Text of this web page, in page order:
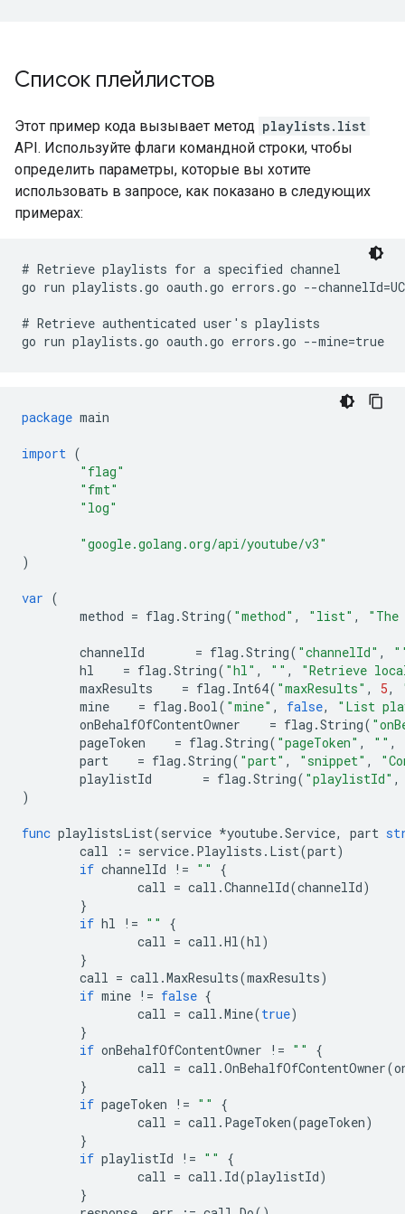
Список плейлистов
Этот пример кода вызывает метод playlists.list
API. Используйте флаги командной строки, чтобы
определить параметры, которые вы хотите
использовать в запросе, как показано в следующих
примерах:
# Retrieve playlists for a specified channel
go run playlists.go oauth.go errors.go --
# Retrieve authenticated user's playlists
go run playlists.go oauth.go errors.go --mine=true
package main
import (
"flag"
"fmt"
"log"
"google.golang.org/api/youtube/v3"
)
var (
method = flag .String( "method" , "list" ,
channelId = flag .String( "channelId" ,
hl
= flag .String( "hl" , "" ,
"Retrieve
maxResults
= flag . Int64( "maxResults" , 5,
mine
= flag .Bool( "mine" , false,
"List
onBehalfOfContentOwner
= flag .String(
pageToken
= flag .String( "pageToken" , "" ,
part
= flag .String( "part" , "snippet" ,
playlistId
= flag .String( "playlistId" ,
)
func playlistsList(service *youtube.Service, part
call
:= service. Playlists . List(part)
if channelId != ""
{
call = call .ChannelId(channelId)
}
if hl != ""
{
call = call .Hl(hl)
}
call = call .MaxResults(maxResults)
if mine != false {
call = call .Mine(true)
}
if onBehalfOfContentOwner != ""
{
call = call .OnBehalfOfContentOwner(
}
if pageToken != ""
{
call = call . PageToken(pageToken)
}
if playlistId != ""
{
call = call . Id(playlistId)
}